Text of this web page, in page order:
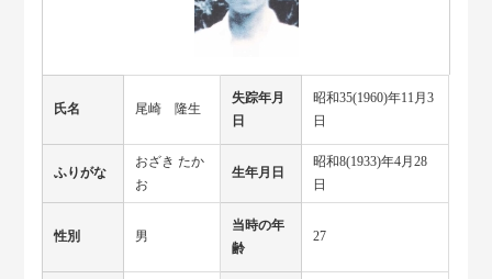
氏名 尾崎 隆生
失踪年月
日
昭和35(1960)年11月3
日
ふりがな
おざき たか
お
生年月日
昭和8(1933)年4月28
日
性別 男
当時の年
齢
27